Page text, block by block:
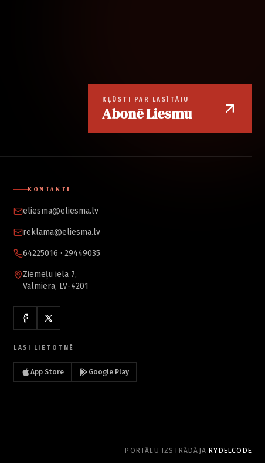
KĻŪSTI PAR LASĪTĀJU
Abonē Liesmu
KONTAKTI
eliesma@eliesma.lv
reklama@eliesma.lv
64225016 · 29449035
Ziemeļu iela 7,
Valmiera, LV-4201
LASI LIETOTNĒ
App Store Google Play
PORTĀLU IZSTRĀDĀJA RYDELCODE